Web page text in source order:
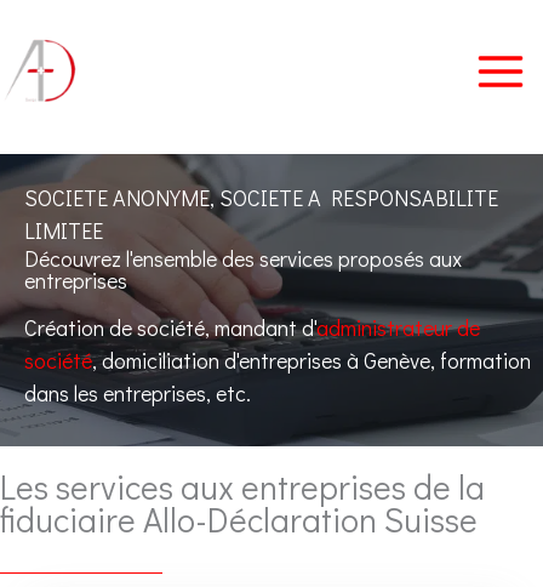
contenu
SOCIETE ANONYME, SOCIETE A RESPONSABILITE
LIMITEE
Découvrez l'ensemble des services proposés aux
entreprises
Création de société, mandant d'administrateur de
société, domiciliation d'entreprises à Genève, formation
dans les entreprises, etc.
Les services aux entreprises de la
fiduciaire Allo-Déclaration Suisse